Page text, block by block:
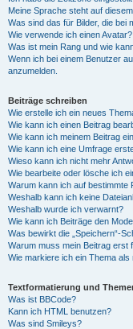
Meine Sprache steht auf
Was sind das für Bilder, die bei
Wie verwende ich einen Avatar?
Was ist mein Rang und wie
Wenn ich bei einem Benutzer
anzumelden.
Beiträge schreiben
Wie erstelle ich ein neues
Wie kann ich einen Beitrag
Wie kann ich meinem Beitrag
Wie kann ich eine Umfrage
Wieso kann ich nicht mehr
Wie bearbeite oder lösche ich
Warum kann ich auf bestimmte
Weshalb kann ich keine
Weshalb wurde ich verwarnt?
Wie kann ich Beiträge den
Was bewirkt die „Speichern“-
Warum muss mein Beitrag erst
Wie markiere ich ein Thema als
Textformatierung und
Was ist BBCode?
Kann ich HTML benutzen?
Was sind Smileys?